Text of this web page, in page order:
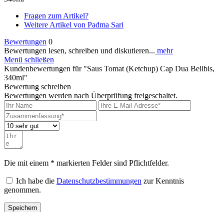
Fragen zum Artikel?
Weitere Artikel von Padma Sari
Bewertungen 0
Bewertungen lesen, schreiben und diskutieren... mehr
Menü schließen
Kundenbewertungen für "Saus Tomat (Ketchup) Cap Dua Belibis,
340ml"
Bewertung schreiben
Bewertungen werden nach Überprüfung freigeschaltet.
Die mit einem * markierten Felder sind Pflichtfelder.
Ich habe die Datenschutzbestimmungen zur Kenntnis
genommen.
Speichern